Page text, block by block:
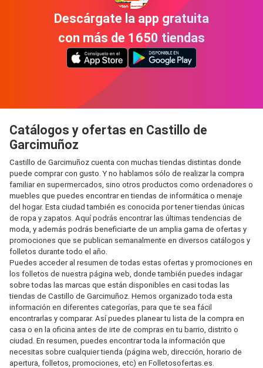
Descárgate la app gratuita
con más de 1650 tiendas
Catálogos y ofertas en Castillo de
Garcimuñoz
Castillo de Garcimuñoz cuenta con muchas tiendas distintas donde
puede comprar con gusto. Y no hablamos sólo de realizar la compra
familiar en supermercados, sino otros productos como ordenadores o
muebles que puedes encontrar en tiendas de informática o menaje
del hogar. Esta ciudad también es conocida por tener tiendas únicas
de ropa y zapatos. Aquí podrás encontrar las últimas tendencias de
moda, y además podrás beneficiarte de un amplia gama de ofertas y
promociones que se publican semanalmente en diversos catálogos y
folletos durante todo el año.
Puedes acceder al resumen de todas estas ofertas y promociones en
los folletos de nuestra página web, donde también puedes indagar
sobre todas las marcas que están disponibles en casi todas las
tiendas de Castillo de Garcimuñoz. Hemos organizado toda esta
información en diferentes categorías, para que te sea fácil
encontrarlas y comparar. Así puedes planear tu lista de la compra en
casa o en la oficina antes de irte de compras en tu barrio, distrito o
ciudad. En resumen, puedes encontrar toda la información que
necesitas sobre cualquier tienda (página web, dirección, horario de
apertura, folletos, promociones, etc) en Folletosofertas.es.